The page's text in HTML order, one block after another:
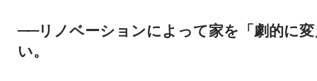
──リノベーションによって家を「劇的に
い。